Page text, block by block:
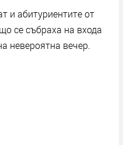
и абитуриентите от
се събраха на входа
невероятна вечер.